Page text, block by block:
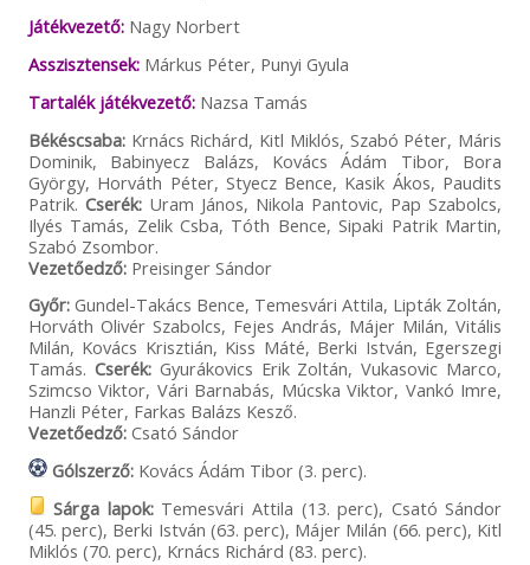
Játékvezető:Nagy Norbert
Asszisztensek:Márkus Péter, Punyi Gyula
Tartalék játékvezető:Nazsa Tamás
Békéscsaba:Krnács Richárd, Kitl Miklós, Szabó Péter, Máris
Dominik, Babinyecz Balázs, Kovács Ádám Tibor, Bora
György, Horváth Péter, Styecz Bence, Kasik Ákos, Paudits
Patrik. Cserék:Uram János, Nikola Pantovic, Pap Szabolcs,
Ilyés Tamás, Zelik Csba, Tóth Bence, Sipaki Patrik Martin,
Szabó Zsombor.
Vezetőedző:Preisinger Sándor
Győr:Gundel-Takács Bence, Temesvári Attila, Lipták Zoltán,
Horváth Olivér Szabolcs, Fejes András, Májer Milán, Vitális
Milán, Kovács Krisztián, Kiss Máté, Berki István, Egerszegi
Tamás. Cserék:Gyurákovics Erik Zoltán, Vukasovic Marco,
Szimcso Viktor, Vári Barnabás, Múcska Viktor, Vankó Imre,
Hanzli Péter, Farkas Balázs Kesző.
Vezetőedző:Csató Sándor
Gólszerző:Kovács Ádám Tibor (3. perc).
Sárga lapok:Temesvári Attila (13. perc), Csató Sándor
(45. perc), Berki István (63. perc), Májer Milán (66. perc), Kitl
Miklós (70. perc), Krnács Richárd (83. perc).